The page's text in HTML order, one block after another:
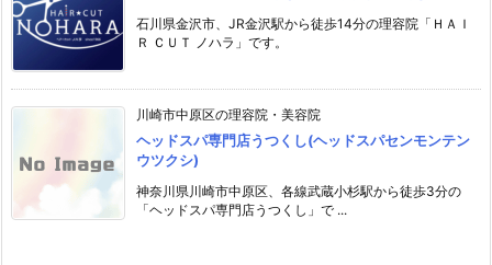
石川県金沢市、JR金沢駅から徒歩14分の理容院「ＨＡＩ
Ｒ ＣＵＴ ノハラ」です。
川崎市中原区の理容院・美容院
ヘッドスパ専門店うつくし(ヘッドスパセンモンテン
ウツクシ)
神奈川県川崎市中原区、各線武蔵小杉駅から徒歩3分の
「ヘッドスパ専門店うつくし」で ...